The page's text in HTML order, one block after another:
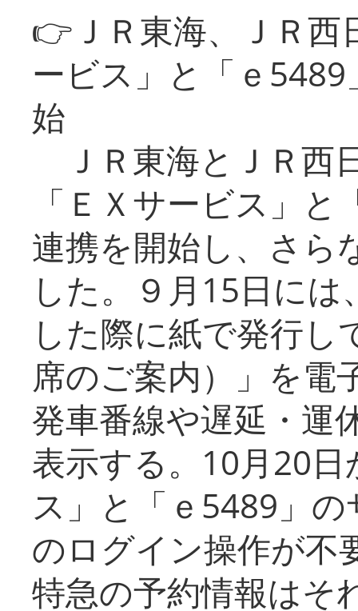
👉ＪＲ東海、ＪＲ
ービス」と「ｅ
始
ＪＲ東海とＪＲ西
「ＥＸサービス」
連携を開始し、さら
した。９月15日に
した際に紙で発行し
席のご案内）」を電
発車番線や遅延・運
表示する。10月20
ス」と「ｅ5489」
のログイン操作が不
特急の予約情報はそ